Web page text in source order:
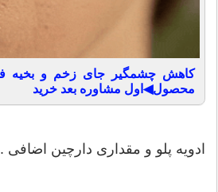
محصول◀اول مشاوره بعد خرید
ادویه پلو و مقداری دارچین اضافی .